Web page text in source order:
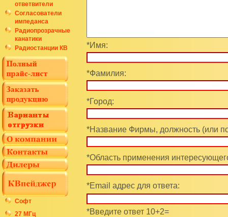
ответвители
Согласователи
импеданса
Радиопрозрачные
канатики
Радиостанции КВ
Софт
27 МГц
*Имя:
*Фамилия:
*Город:
*Название Фирмы, должность (или
*Область применения
*Email адрес для ответа:
*Введите ответ 10+2=